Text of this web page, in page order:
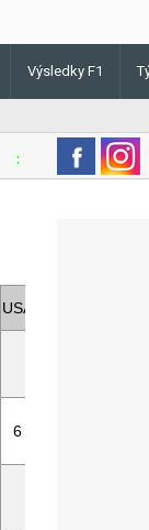
Výsledky F1
Lando Norris v
USA
6